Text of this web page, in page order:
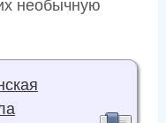
необычную